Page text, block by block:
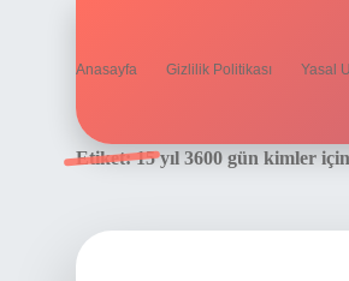
Anasayfa Gizlilik Politikası Yasal
Etiket:15 yıl 3600 gün kimler